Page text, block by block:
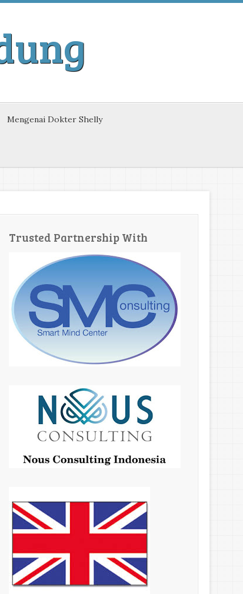
Mengenai Dokter Shelly
Trusted Partnership With